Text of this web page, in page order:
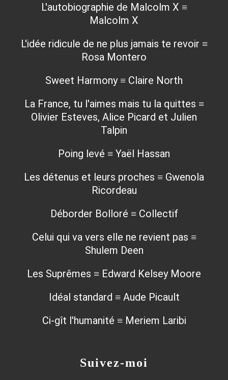
Suivez-moi
L'autobiographie de Malcolm X ≡
Malcolm X
L'idée ridicule de ne plus jamais te revoir ≡
Rosa Montero
Sweet Harmony ≡ Claire North
La France, tu l'aimes mais tu la quittes ≡
Olivier Esteves, Alice Picard et Julien
Talpin
Poing levé ≡ Yaël Hassan
Les détenus et leurs proches ≡ Gwenola
Ricordeau
Déborder Bolloré ≡ Collectif
Celui qui va vers elle ne revient pas ≡
Shulem Deen
Les Suprêmes ≡ Edward Kelsey Moore
Idéal standard ≡ Aude Picault
Ci-gît l'humanité ≡ Meriem Laribi